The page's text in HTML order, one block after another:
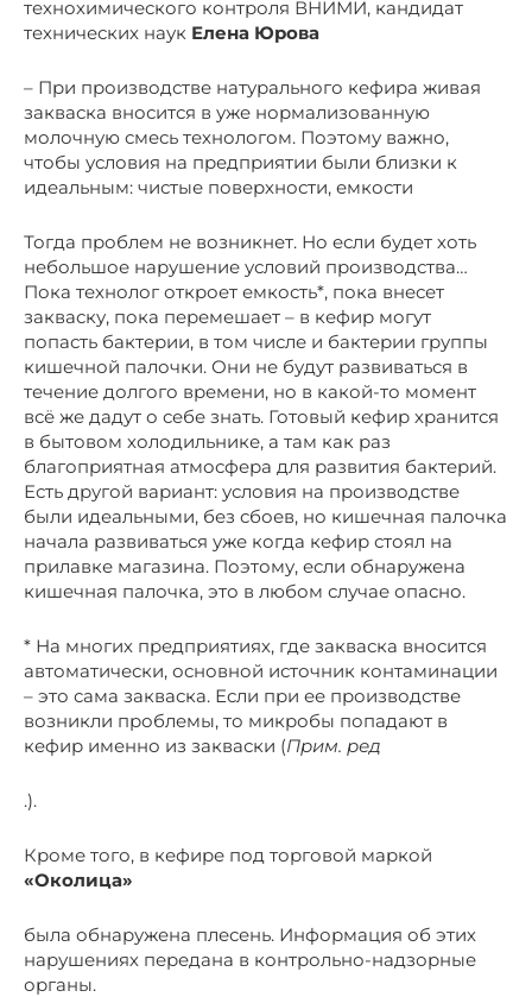
технохимического контроля ВНИМИ, кандидат
технических наук Елена Юрова
– При производстве натурального кефира живая
закваска вносится в уже нормализованную
молочную смесь технологом. Поэтому важно,
чтобы условия на предприятии были близки к
идеальным: чистые поверхности, емкости
Тогда проблем не возникнет. Но если будет хоть
небольшое нарушение условий производства…
Пока технолог откроет емкость*, пока внесет
закваску, пока перемешает – в кефир могут
попасть бактерии, в том числе и бактерии группы
кишечной палочки. Они не будут развиваться в
течение долгого времени, но в какой-то момент
всё же дадут о себе знать. Готовый кефир хранится
в бытовом холодильнике, а там как раз
благоприятная атмосфера для развития бактерий.
Есть другой вариант: условия на производстве
были идеальными, без сбоев, но кишечная палочка
начала развиваться уже когда кефир стоял на
прилавке магазина. Поэтому, если обнаружена
кишечная палочка, это в любом случае опасно.
* На многих предприятиях, где закваска вносится
автоматически, основной источник контаминации
– это сама закваска. Если при ее производстве
возникли проблемы, то микробы попадают в
кефир именно из закваски (Прим. ред
.).
Кроме того, в кефире под торговой маркой
«Околица»
была обнаружена плесень. Информация об этих
нарушениях передана в контрольно-надзорные
органы.